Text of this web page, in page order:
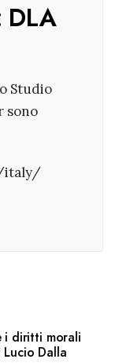
DLA
Studio
sono
italy/
i diritti morali
Dalla